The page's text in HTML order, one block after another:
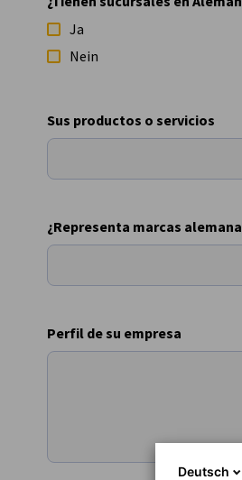
Ja
Nein
Sus productos o servicios
¿Representa marcas
Perfil de su empresa
Deutsch